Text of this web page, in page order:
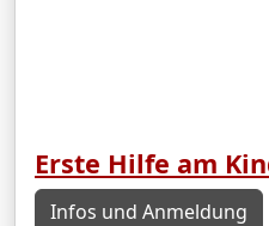
Erste Hilfe am
Infos und Anmeldung